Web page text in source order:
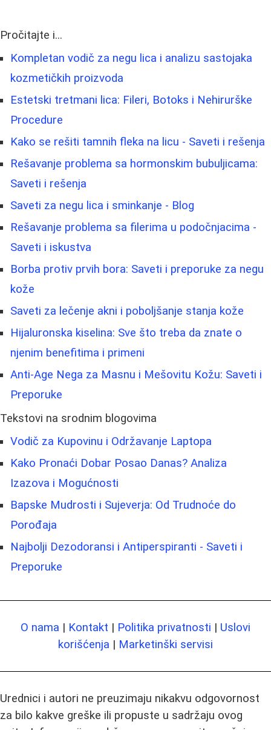
Pročitajte i...
Kompletan vodič za negu lica i analizu sastojaka
kozmetičkih proizvoda
Estetski tretmani lica: Fileri, Botoks i Nehirurške
Procedure
Kako se rešiti tamnih fleka na licu - Saveti i rešenja
Rešavanje problema sa hormonskim bubuljicama:
Saveti i rešenja
Saveti za negu lica i sminkanje - Blog
Rešavanje problema sa filerima u podočnjacima -
Saveti i iskustva
Borba protiv prvih bora: Saveti i preporuke za negu
kože
Saveti za lečenje akni i poboljšanje stanja kože
Hijaluronska kiselina: Sve što treba da znate o
njenim benefitima i primeni
Anti-Age Nega za Masnu i Mešovitu Kožu: Saveti i
Preporuke
Tekstovi na srodnim blogovima
Vodič za Kupovinu i Održavanje Laptopa
Kako Pronaći Dobar Posao Danas? Analiza
Izazova i Mogućnosti
Bapske Mudrosti i Sujeverja: Od Trudnoće do
Porođaja
Najbolji Dezodoransi i Antiperspiranti - Saveti i
Preporuke
O nama | Kontakt | Politika privatnosti | Uslovi
korišćenja | Marketinški servisi
Urednici i autori ne preuzimaju nikakvu odgovornost
za bilo kakve greške ili propuste u sadržaju ovog